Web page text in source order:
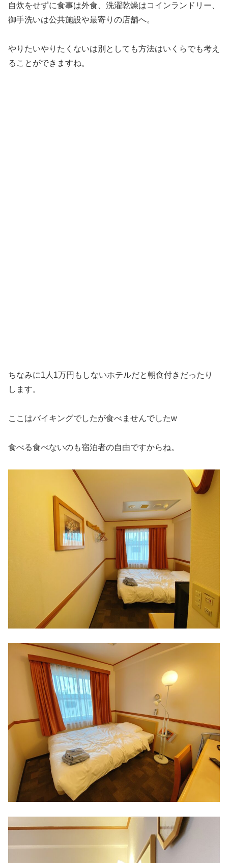
自炊をせずに食事は外食、洗濯乾燥はコインランドリー、
御手洗いは公共施設や最寄りの店舗へ。
やりたいやりたくないは別としても方法はいくらでも考え
ることができますね。
ちなみに1人1万円もしないホテルだと朝食付きだったり
します。
ここはバイキングでしたが食べませんでしたw
食べる食べないのも宿泊者の自由ですからね。